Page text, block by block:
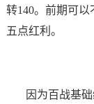
转140。前期可
五点红利。
因为百战基础